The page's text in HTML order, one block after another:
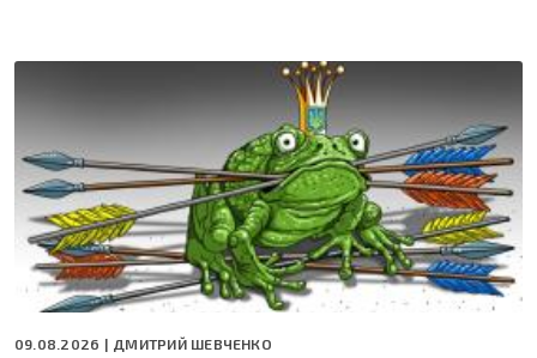
09.08.2026 | ДМИТРИЙ ШЕВЧЕНКО